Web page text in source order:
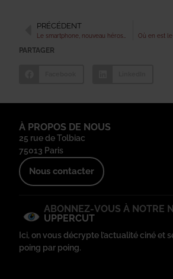
PRÉCÉDENT
Le smartphone, nouveau héros des scénarios
PARTAGER
À PROPOS DE NOUS
25 rue de Tolbiac
75013 Paris
Nous contacter
ABONNEZ-VOUS À NOTRE
UPPERCUT
Ici, on vous décrypte l’actualité ciné et
poing par poing.